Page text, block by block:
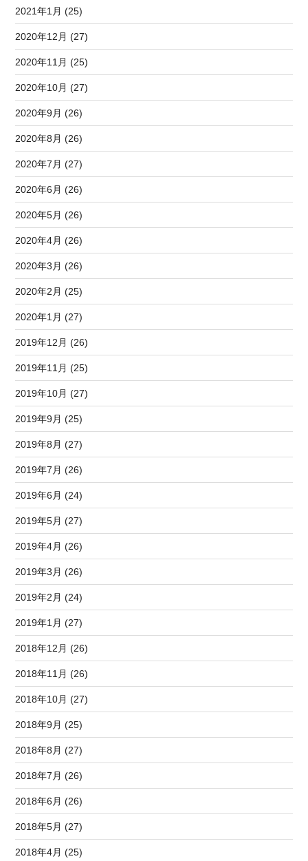
2021年1月 (25)
2020年12月 (27)
2020年11月 (25)
2020年10月 (27)
2020年9月 (26)
2020年8月 (26)
2020年7月 (27)
2020年6月 (26)
2020年5月 (26)
2020年4月 (26)
2020年3月 (26)
2020年2月 (25)
2020年1月 (27)
2019年12月 (26)
2019年11月 (25)
2019年10月 (27)
2019年9月 (25)
2019年8月 (27)
2019年7月 (26)
2019年6月 (24)
2019年5月 (27)
2019年4月 (26)
2019年3月 (26)
2019年2月 (24)
2019年1月 (27)
2018年12月 (26)
2018年11月 (26)
2018年10月 (27)
2018年9月 (25)
2018年8月 (27)
2018年7月 (26)
2018年6月 (26)
2018年5月 (27)
2018年4月 (25)